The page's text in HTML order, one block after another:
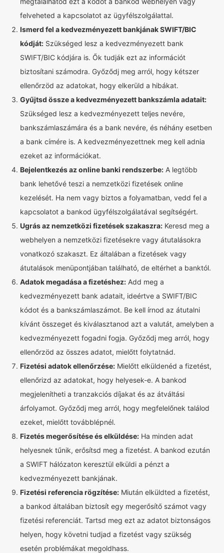
felveheted a kapcsolatot az ügyfélszolgálattal.
Ismerd fel a kedvezményezett bankjának SWIFT/BIC
kódját: Szükséged lesz a kedvezményezett bank
SWIFT/BIC kódjára is. Ők tudják ezt az információt
biztosítani számodra. Győződj meg arról, hogy kétszer
ellenőrzöd az adatokat, hogy elkerüld a hibákat.
Gyűjtsd össze a kedvezményezett bankszámla adatait:
Szükséged lesz a kedvezményezett teljes nevére,
bankszámlaszámára és a bank nevére, és néhány esetben
a bank címére is. A kedvezményezettnek meg kell adnia
ezeket az információkat.
Bejelentkezés az online banki rendszerbe: A legtöbb
bank lehetővé teszi a nemzetközi fizetések online
kezelését. Ha nem vagy biztos a folyamatban, vedd fel a
kapcsolatot a bankod ügyfélszolgálatával segítségért.
Ugrás az nemzetközi fizetések szakaszra: Keresd meg a
webhelyen a nemzetközi fizetésekre vagy átutalásokra
vonatkozó szakaszt. Ez általában a fizetések vagy
átutalások menüpontjában található, de eltérhet a banktól.
Adatok megadása a fizetéshez: Add meg a
kedvezményezett bank adatait, ideértve a SWIFT/BIC
kódot és a bankszámlaszámot. Be kell írnod az átutalni
kívánt összeget és kiválasztanod azt a valutát, amelyben a
kedvezményezett fogadni fogja. Győződj meg arról, hogy
ellenőrzöd az összes adatot, mielőtt folytatnád.
Fizetési adatok ellenőrzése: Mielőtt elküldenéd a fizetést,
ellenőrizd az adatokat, hogy helyesek-e. A bankod
megjelenítheti a tranzakciós díjakat és az átváltási
árfolyamot. Győződj meg arról, hogy megfelelőnek találod
ezeket, mielőtt továbblépnél.
Fizetés megerősítése és elküldése: Ha minden adat
helyesnek tűnik, erősítsd meg a fizetést. A bankod ezután
a SWIFT hálózaton keresztül elküldi a pénzt a
kedvezményezett bankjának.
Fizetési referencia rögzítése: Miután elküldted a fizetést,
a bankod általában biztosít egy megerősítő számot vagy
fizetési referenciát. Tartsd meg ezt az adatot biztonságos
helyen, hogy követni tudjad a fizetést vagy szükség
esetén problémákat megoldhass.